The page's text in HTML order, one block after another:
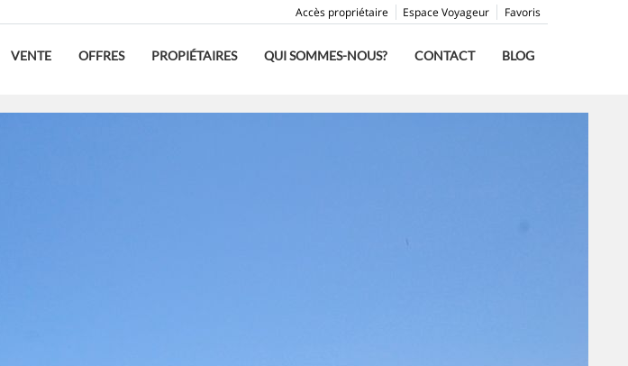
Favoris
Espace Voyageur
Accès propriétaire
VENTE OFFRES PROPIÉTAIRES QUI SOMMES-NOUS? CONTACT BLOG